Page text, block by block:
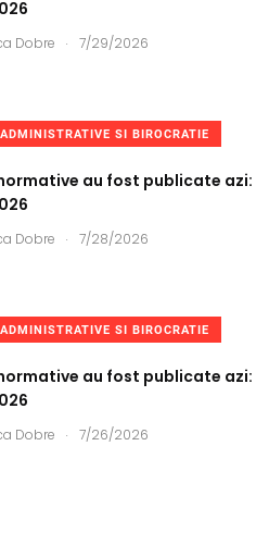
Dobre . 7/29/2026
SI BIROCRATIE
au fost publicate azi:
Dobre . 7/28/2026
SI BIROCRATIE
au fost publicate azi:
Dobre . 7/26/2026